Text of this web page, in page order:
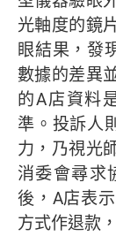
光軸度的鏡
眼結果，發
數據的差異
的A店資料
準。投訴人
力，乃視光
消委會尋求
後，A店表
方式作退款